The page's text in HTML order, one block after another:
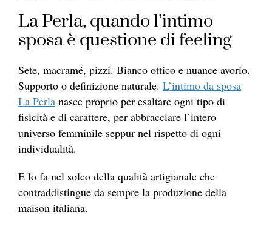
La Perla, quando l’intimo
sposa è questione di feeling
Sete, macramé, pizzi. Bianco ottico e nuance avorio.
Supporto o definizione naturale. L’intimo da sposa
La Perla nasce proprio per esaltare ogni tipo di
fisicità e di carattere, per abbracciare l’intero
universo femminile seppur nel rispetto di ogni
individualità.
E lo fa nel solco della qualità artigianale che
contraddistingue da sempre la produzione della
maison italiana.